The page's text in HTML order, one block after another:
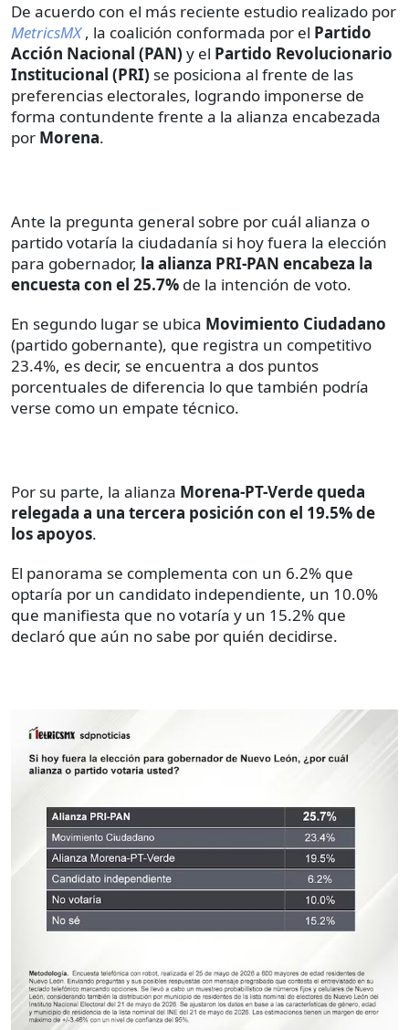
De acuerdo con el más reciente estudio realizado por
MetricsMX, la coalición conformada por el Partido
Acción Nacional (PAN) y el Partido Revolucionario
Institucional (PRI) se posiciona al frente de las
preferencias electorales, logrando imponerse de
forma contundente frente a la alianza encabezada
por Morena.
Ante la pregunta general sobre por cuál alianza o
partido votaría la ciudadanía si hoy fuera la elección
para gobernador, la alianza PRI-PAN encabeza la
encuesta con el 25.7% de la intención de voto.
En segundo lugar se ubica Movimiento Ciudadano
(partido gobernante), que registra un competitivo
23.4%, es decir, se encuentra a dos puntos
porcentuales de diferencia lo que también podría
verse como un empate técnico.
Por su parte, la alianza Morena-PT-Verde queda
relegada a una tercera posición con el 19.5% de
los apoyos.
El panorama se complementa con un 6.2% que
optaría por un candidato independiente, un 10.0%
que manifiesta que no votaría y un 15.2% que
declaró que aún no sabe por quién decidirse.